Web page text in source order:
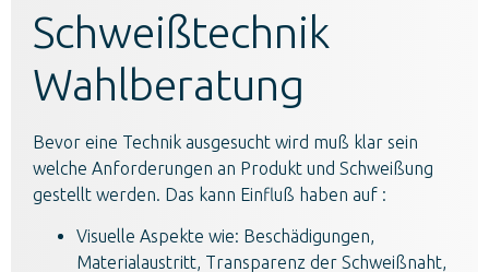
Schweißtechnik
Wahlberatung
Bevor eine Technik ausgesucht wird muß klar sein
welche Anforderungen an Produkt und Schweißung
gestellt werden. Das kann Einfluß haben auf :
Visuelle Aspekte wie: Beschädigungen,
Materialaustritt, Transparenz der Schweißnaht,